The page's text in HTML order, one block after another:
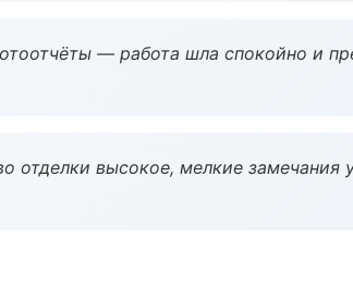
— работа шла спокойно и
отделки высокое, мелкие замечания